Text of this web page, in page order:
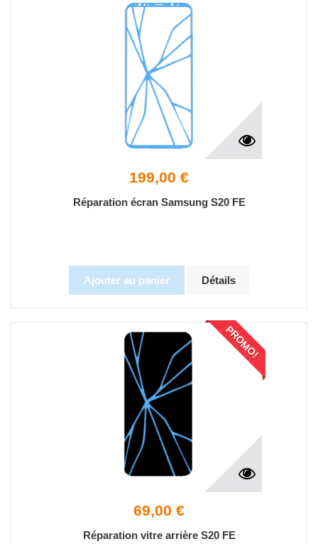
199,00 €
Réparation écran Samsung S20 FE
Ajouter au panier Détails
PROMO!
69,00 €
Réparation vitre arrière S20 FE